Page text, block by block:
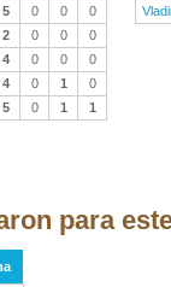
5 0 0
0
2 0 0
0
4 0 0
0
4 0 1
0
5 0 1 1
para